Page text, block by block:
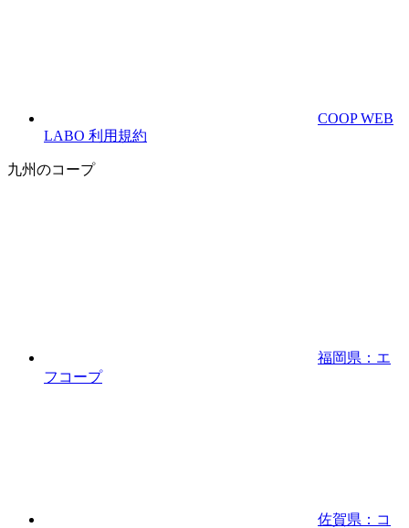
COOP WEB
LABO 利用規約
九州のコープ
福岡県：エ
フコープ
佐賀県：コ